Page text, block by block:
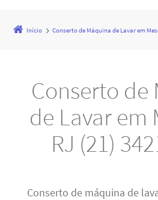
Início Conserto de Máquina de Lavar em
Conserto de
de Lavar em
RJ (21)
Conserto de máquina de